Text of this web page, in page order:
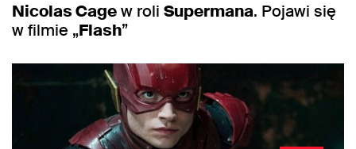
Nicolas Cagew roli Supermana. Pojawi się
w filmie „Flash”